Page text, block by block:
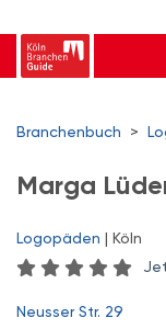
Branchenbuch >
Marga
Logopäden | Köln
Neusser Str. 29